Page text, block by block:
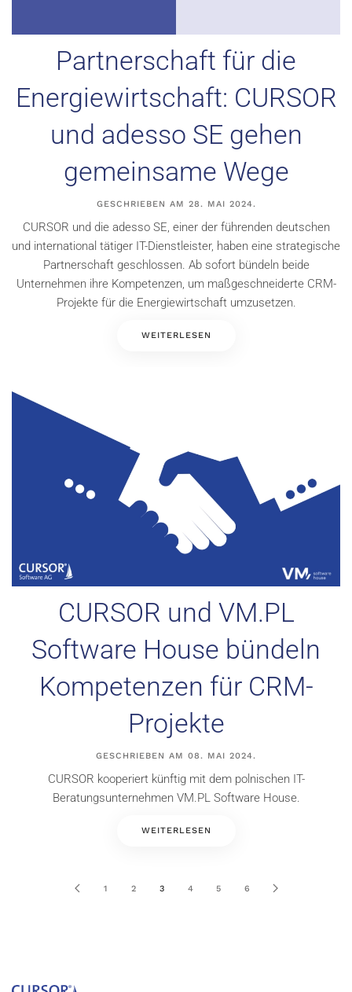
Partnerschaft für die
Energiewirtschaft: CURSOR
und adesso SE gehen
gemeinsame Wege
GESCHRIEBEN AM 28. MAI 2024.
CURSOR und die adesso SE, einer der führenden deutschen
und international tätiger IT-Dienstleister, haben eine strategische
Partnerschaft geschlossen. Ab sofort bündeln beide
Unternehmen ihre Kompetenzen, um maßgeschneiderte CRM-
Projekte für die Energiewirtschaft umzusetzen.
WEITERLESEN
CURSOR und VM.PL
Software House bündeln
Kompetenzen für CRM-
Projekte
GESCHRIEBEN AM 08. MAI 2024.
CURSOR kooperiert künftig mit dem polnischen IT-
Beratungsunternehmen VM.PL Software House.
WEITERLESEN
1 2 3 4 5 6